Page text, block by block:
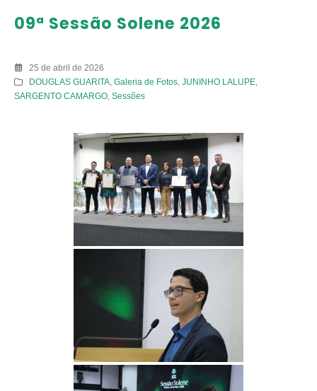
09ª Sessão Solene 2026
25 de abril de 2026
DOUGLAS GUARITA, Galeria de Fotos, JUNINHO LALUPE,
SARGENTO CAMARGO Sessões